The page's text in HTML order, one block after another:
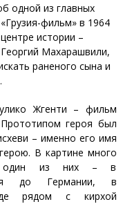
одной из главных
фильм» в 1964
истории –
Махарашвили,
раненого сына и
Жгенти – фильм
героя был
– именно его имя
В картине много
и один из них – в
до Германии, в
рядом с кирхой